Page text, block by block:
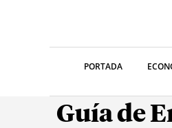
PORTADA
Guía de